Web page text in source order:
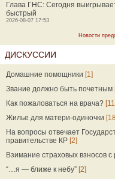
Глава ГНС: Сегодня
быстрый
2026-08-07 17:53
Новости
ДИСКУССИИ
Домашние помощники [1]
Звание должно быть почетным
Как пожаловаться на врача?
Жилье для матери-одиночки
На вопросы отвечает
правительстве КР [2]
Взимание страховых взносов
“…я — ближе к небу” [2]